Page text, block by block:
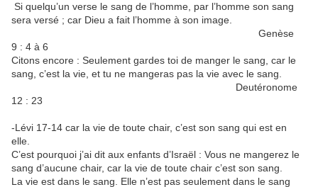
Si quelqu’un verse le sang de l’homme, par l’homme son sang
sera versé ; car Dieu a fait l’homme à son image.
Genèse
9 : 4 à 6
Citons encore : Seulement gardes toi de manger le sang, car le
sang, c’est la vie, et tu ne mangeras pas la vie avec le sang.
Deutéronome
12 : 23
-Lévi 17-14 car la vie de toute chair, c’est son sang qui est en
elle.
C’est pourquoi j’ai dit aux enfants d’Israël : Vous ne mangerez le
sang d’aucune chair, car la vie de toute chair c’est son sang.
La vie est dans le sang. Elle n’est pas seulement dans le sang